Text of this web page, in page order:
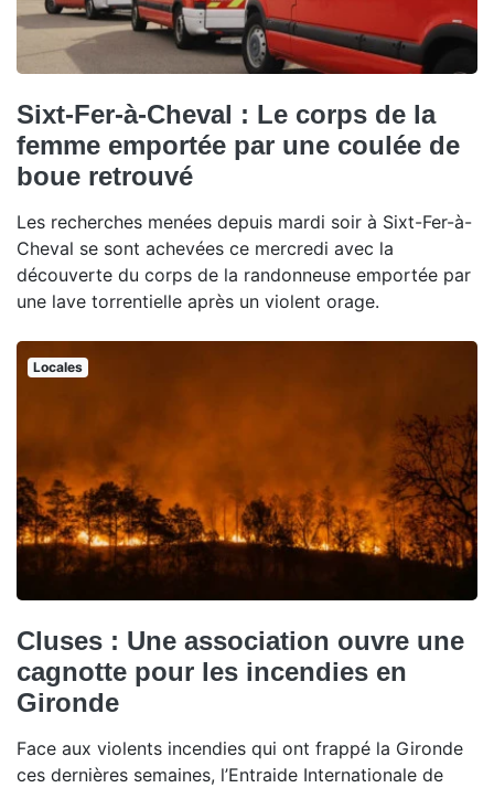
Sixt-Fer-à-Cheval : Le corps de la
femme emportée par une coulée de
boue retrouvé
Les recherches menées depuis mardi soir à Sixt-Fer-à-
Cheval se sont achevées ce mercredi avec la
découverte du corps de la randonneuse emportée par
une lave torrentielle après un violent orage.
Locales
Cluses : Une association ouvre une
cagnotte pour les incendies en
Gironde
Face aux violents incendies qui ont frappé la Gironde
ces dernières semaines, l’Entraide Internationale de